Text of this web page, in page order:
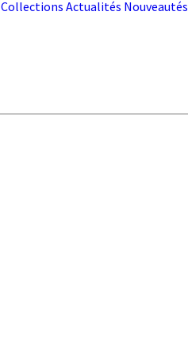
Collections Actualités Nouveautés